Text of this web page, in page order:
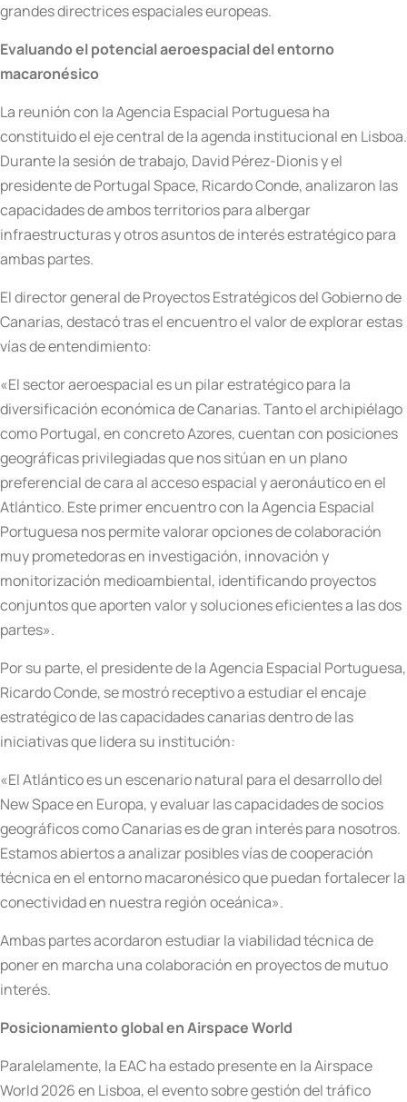
grandes directrices espaciales europeas.
Evaluando el potencial aeroespacial del entorno
macaronésico
La reunión con la Agencia Espacial Portuguesa ha
constituido el eje central de la agenda institucional en Lisboa.
Durante la sesión de trabajo, David Pérez-Dionis y el
presidente de Portugal Space, Ricardo Conde, analizaron las
capacidades de ambos territorios para albergar
infraestructuras y otros asuntos de interés estratégico para
ambas partes.
El director general de Proyectos Estratégicos del Gobierno de
Canarias, destacó tras el encuentro el valor de explorar estas
vías de entendimiento:
«El sector aeroespacial es un pilar estratégico para la
diversificación económica de Canarias. Tanto el archipiélago
como Portugal, en concreto Azores, cuentan con posiciones
geográficas privilegiadas que nos sitúan en un plano
preferencial de cara al acceso espacial y aeronáutico en el
Atlántico. Este primer encuentro con la Agencia Espacial
Portuguesa nos permite valorar opciones de colaboración
muy prometedoras en investigación, innovación y
monitorización medioambiental, identificando proyectos
conjuntos que aporten valor y soluciones eficientes a las dos
partes».
Por su parte, el presidente de la Agencia Espacial Portuguesa,
Ricardo Conde, se mostró receptivo a estudiar el encaje
estratégico de las capacidades canarias dentro de las
iniciativas que lidera su institución:
«El Atlántico es un escenario natural para el desarrollo del
New Space en Europa, y evaluar las capacidades de socios
geográficos como Canarias es de gran interés para nosotros.
Estamos abiertos a analizar posibles vías de cooperación
técnica en el entorno macaronésico que puedan fortalecer la
conectividad en nuestra región oceánica».
Ambas partes acordaron estudiar la viabilidad técnica de
poner en marcha una colaboración en proyectos de mutuo
interés.
Posicionamiento global en Airspace World
Paralelamente, la EAC ha estado presente en la Airspace
World 2026 en Lisboa, el evento sobre gestión del tráfico